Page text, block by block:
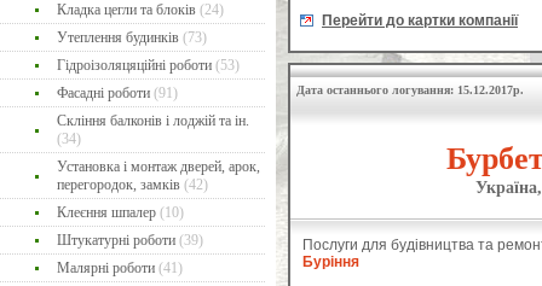
Кладка цегли та блоків (24)
Утеплення будинків (73)
Гідроізоляцяційні роботи (53)
Фасадні роботи (91)
Скління балконів і лоджій та ін.
(34)
Установка і монтаж дверей, арок,
перегородок, замків (42)
Клеєння шпалер (10)
Штукатурні роботи (39)
Малярні роботи (41)
Перейти до картки компанії
Дата останнього логування: 15.12.2017р.
Послуги для будівництва та
Буріння